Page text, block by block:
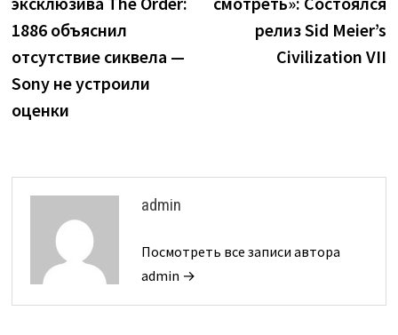
записям
1886 объяснил
отсутствие сиквела —
Sony не устроили
оценки
релиз Sid Meier’s
Civilization VII
admin
Посмотреть все записи автора
admin →